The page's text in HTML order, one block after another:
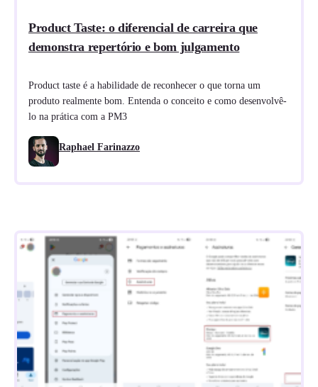
Product Taste: o diferencial de carreira que
demonstra repertório e bom julgamento
Product taste é a habilidade de reconhecer o que torna um
produto realmente bom. Entenda o conceito e como desenvolvê-
lo na prática com a PM3
Raphael Farinazzo